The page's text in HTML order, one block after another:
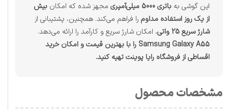
مشخصات محصول
این گوشی به باتری 5000 میلی‌آمپری مجهز شده که امکان بیش
از یک روز استفاده مداوم را فراهم می‌کند. همچنین، پشتیبانی از
شارژ سریع 25 واتی
، امکان شارژ سریع و کارآمد را ارائه می‌دهد.
Samsung Galaxy A55 را با بهترین قیمت و امکان خرید
اقساطی از فروشگاه رایا پوینت تهیه کنید.